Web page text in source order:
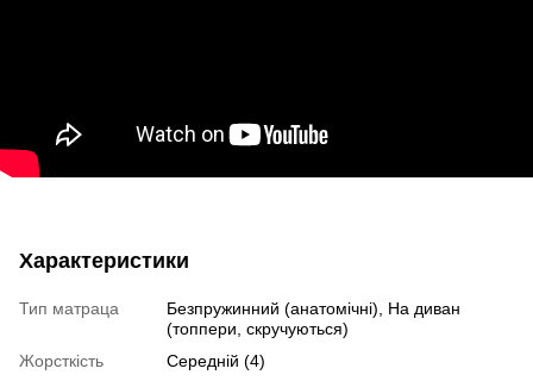
Характеристики
Тип матраца
Безпружинний (анатомічні), На диван
(топпери, скручуються)
Жорсткість
Середній (4)